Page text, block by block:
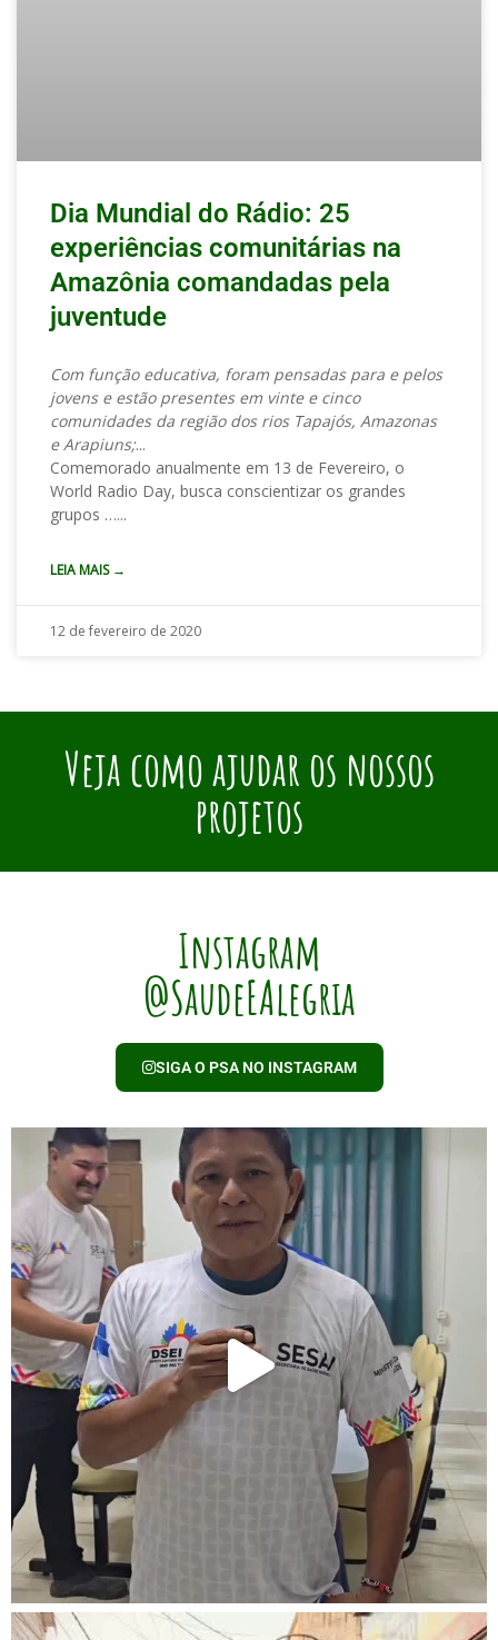
Dia Mundial do Rádio: 25
experiências comunitárias na
Amazônia comandadas pela
juventude
Com função educativa, foram pensadas para e pelos
jovens e estão presentes em vinte e cinco
comunidades da região dos rios Tapajós, Amazonas
e Arapiuns;
Comemorado anualmente em 13 de Fevereiro, o
World Radio Day, busca conscientizar os grandes
grupos …
LEIA MAIS →
12 de fevereiro de 2020
Veja como ajudar os nossos
projetos
Instagram
@SaudeEAlegria
SIGA O PSA NO INSTAGRAM